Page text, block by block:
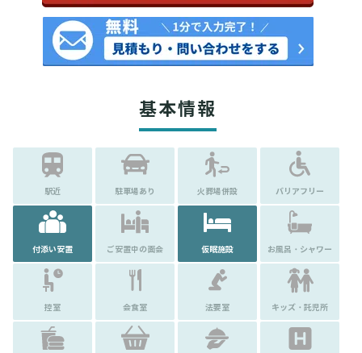
基本情報
駅近 駐車場あり 火葬場併設 バリアフリー
付添い安置 ご安置中の面会 仮眠施設 お風呂・シャワー
控室 会食室 法要室 キッズ・託児所